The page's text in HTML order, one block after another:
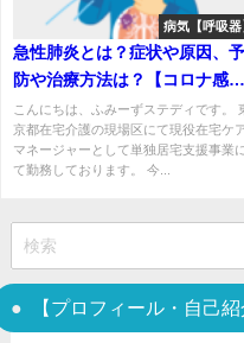
病気【呼吸器
急性肺炎とは？症状や原因、予
防や治療方法は？【コロナ感染
→肺炎→重度化】
こんにちは、ふみーずステディです。
京都在宅介護の現場区にて現役在宅ケ
マネージャーとして単独居宅支援事業
て勤務しております。 今...
【プロフィール・自己紹